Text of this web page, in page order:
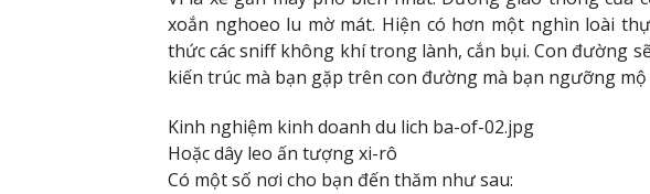
xoắn nghoeo lu mờ mát. Hiện có hơn một nghìn loài
thức các sniff không khí trong lành, cắn bụi. Con đường
kiến ​​trúc mà bạn gặp trên con đường mà bạn ngưỡng mộ
Kinh nghiệm kinh doanh du lich ba-of-02.jpg
Hoặc dây leo ấn tượng xi-rô
Có một số nơi cho bạn đến thăm như sau: